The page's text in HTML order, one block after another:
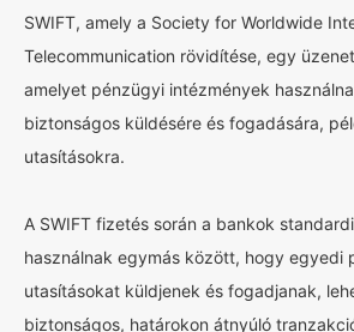
SWIFT, amely a Society for Worldwide
Telecommunication rövidítése, egy
amelyet pénzügyi intézmények
biztonságos küldésére és fogadására,
utasításokra.
A SWIFT fizetés során a bankok
használnak egymás között, hogy egyedi
utasításokat küldjenek és fogadjanak,
biztonságos, határokon átnyúló